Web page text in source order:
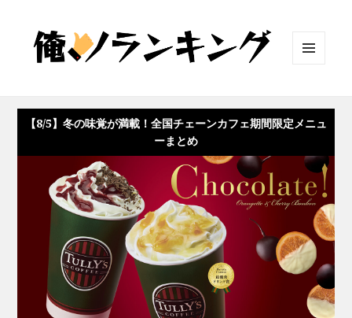
ット
【8/5】冬の味覚が満載！全国チェーンカフェ期間限定メニュ
ーまとめ